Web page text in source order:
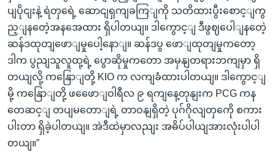
ပျပိုငျးနဲ့ ရဲတှရေဲ့ ဆောငျရှကျခကြျကို သတိထားပွီးစောင့ျကွ
ည့ျနတေဲ့အနအေထား ရှိပါတယျ။ ဒါကွောင့ျ ဒီဖွဈပေါျနတေဲ့
ဆန်ဒထုတျဖောျမှုပေါ့နောျ။ ဆန်ဒပွ ဖောျထုတျမှုကတော့
ဒါက ပွညျသူလူထု့ရဲ့ ပွောဆိုမှုကတော အမှနျတရားဘကျမှာ ရှိ
တယျလို့ ကနြောျတို့ KIO က လကျခံထားပါတယျ။ ဒါကွောင့ျ
မို့ ကနြောျတို့ ဖဖေောျဝါရီလ ၉ ရကျနေ့တုနျးက PCG ကန
တေဆင့ျ တပျမတောျရဲ့ တာဝနျရှိတဲ့ ပုဂ်ဂိုလျတှကေို စကား
ပါးတာ ရှိခဲ့ပါတယျ။ အဲဒီထဲမှာလညျး အဓိပ်ပါယျအားလုံးပါပါ
တယျ။”